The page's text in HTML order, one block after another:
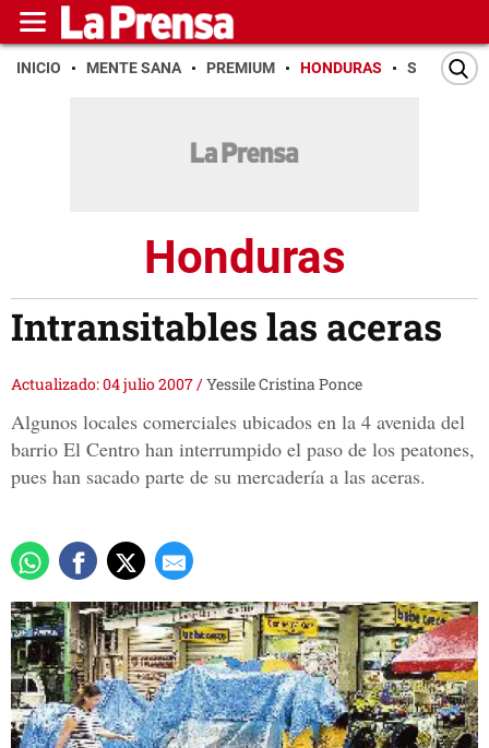
INICIO MENTE SANA PREMIUM HONDURAS SAN PEDRO
Honduras
Intransitables las aceras
Actualizado: 04 julio 2007/Yessile Cristina Ponce
Algunos locales comerciales ubicados en la 4 avenida del
barrio El Centro han interrumpido el paso de los peatones,
pues han sacado parte de su mercadería a las aceras.